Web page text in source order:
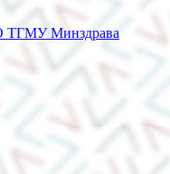
ТГМУ Минздрава